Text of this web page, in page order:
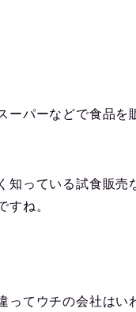
ーパーなどで食品を
知っている試食販
すね。
ってウチの会社は